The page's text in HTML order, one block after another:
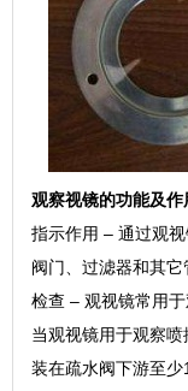
观察视镜的功能及作
指示作用 – 通过观
阀门、过滤器和其它
检查 – 观视镜常用
当观视镜用于观察
装在疏水阀下游至